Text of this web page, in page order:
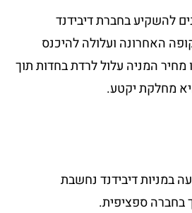
להשקיע בחברת דיבידנד
האחרונה ועלולה להיכנס
המניה עלול לרדת בחדות תוך
מחלקת יקטע.
במניות דיבידנד נחשבת
בחברה ספציפית.